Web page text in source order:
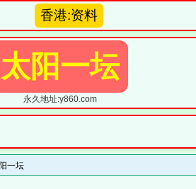
香港:资料
太阳一坛
永久地址:y860.com
一坛